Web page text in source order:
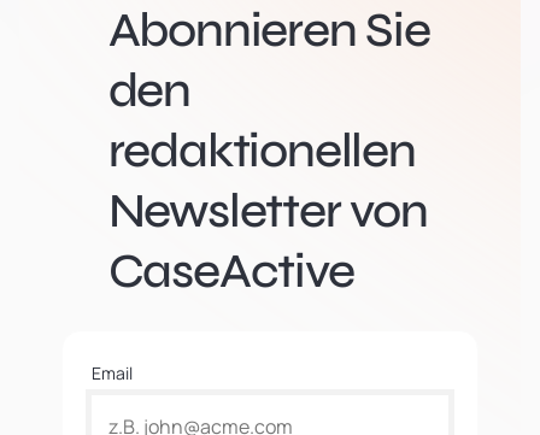
Abonnieren Sie
den
redaktionellen
Newsletter von
CaseActive
Email